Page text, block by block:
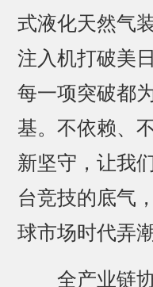
式液化天然气
注入机打破美
每一项突破都
基。不依赖、
新坚守，让我
台竞技的底气
球市场时代弄潮
全产业链协